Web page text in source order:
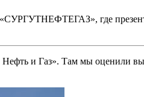
где
и Газ». Там мы оценили